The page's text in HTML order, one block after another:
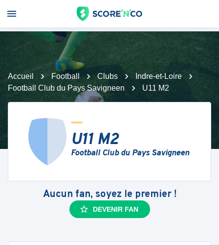
Accueil Football Clubs
Indre-et-Loire
Football Club du Pays Savigneen
U11 M2
U11 M2
Football Club du Pays Savigneen
Aucun fan, soyez le premier !
DEVENIR FAN